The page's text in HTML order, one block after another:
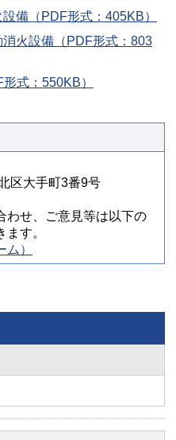
備（PDF形式：405KB）
火設備（PDF形式：803
式：550KB）
区大手町3番9号
わせ、ご意見等は以下の
す。
）